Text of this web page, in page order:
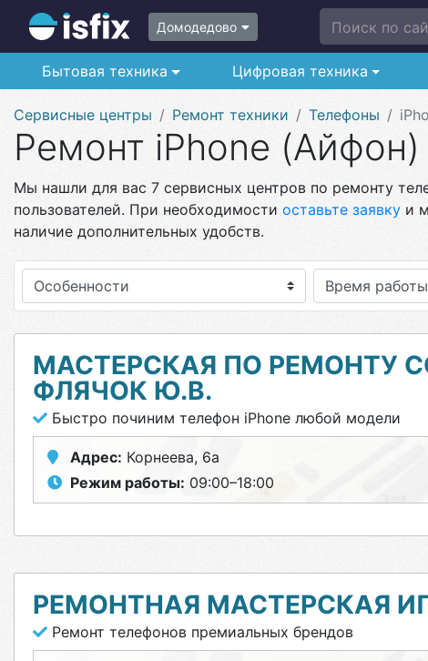
Домодедово Поиск по
Бытовая техника Цифровая техника
Сервисные центры Ремонт техники Телефоны
Ремонт iPhone
Мы нашли для вас 7 сервисных центров по ремонту
пользователей. При необходимости оставьте заявку и
наличие дополнительных удобств.
Особенности
МАСТЕРСКАЯ ПО РЕМОНТУ
ФЛЯЧОК Ю.В.
Быстро починим телефон iPhone любой модели
Адрес: Корнеева, 6а
Режим работы: 09:00–18:00
РЕМОНТНАЯ МАСТЕРСКАЯ
Ремонт телефонов премиальных брендов